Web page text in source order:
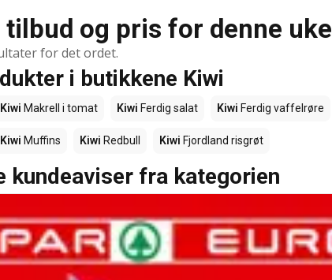
og pris for denne
for det ordet.
i butikkene Kiwi
Kiwi Makrell i tomat Kiwi Ferdig salat Kiwi Ferdig vaffelrøre
Kiwi Muffins Kiwi Redbull Kiwi Fjordland risgrøt
kundeaviser fra kategorien